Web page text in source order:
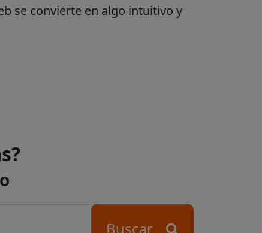
se convierte en algo intuitivo y
Buscar